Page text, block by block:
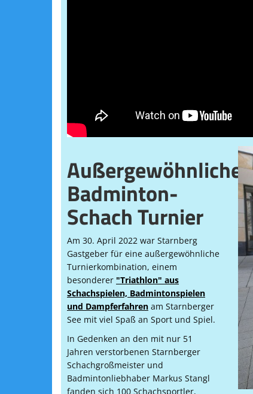
Außergewöhnliches
Badminton-
Schach Turnier
Am 30. April 2022 war Starnberg
Gastgeber für eine außergewöhnliche
Turnierkombination, einem
besonderer "Triathlon" aus
Schachspielen, Badmintonspielen
und Dampferfahren am Starnberger
See mit viel Spaß an Sport und Spiel.
In Gedenken an den mit nur 51
Jahren verstorbenen Starnberger
Schachgroßmeister und
Badmintonliebhaber Markus Stangl
fanden sich 100 Schachsportler,